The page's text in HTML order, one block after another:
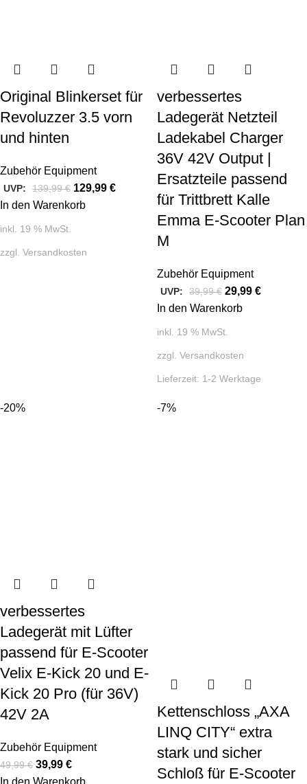
Original Blinkerset für
Revoluzzer 3.5 vorn
und hinten
Zubehör Equipment
UVP: 139,99€ 129,99 €
In den Warenkorb
inkl. 19 % MwSt.
zzgl. Versandkosten
verbessertes
Ladegerät Netzteil
Ladekabel Charger
36V 42V Output |
Ersatzteile passend
für Trittbrett Kalle
Emma E-Scooter Plan
M
Zubehör Equipment
UVP: 39,99€ 29,99 €
In den Warenkorb
inkl. 19 % MwSt.
zzgl. Versandkosten
Lieferzeit: 1-2 Werktage
-20%
verbessertes
Ladegerät mit Lüfter
passend für E-Scooter
Velix E-Kick 20 und E-
Kick 20 Pro (für 36V)
42V 2A
Zubehör Equipment
49,99€ 39,99 €
-7%
Kettenschloss „AXA
LINQ CITY“ extra
stark und sicher
Schloß für E-Scooter